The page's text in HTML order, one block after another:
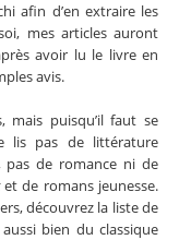
afin d’en extraire les
mes articles auront
avoir lu le livre en
avis.
mais puisqu’il faut se
lis pas de littérature
pas de romance ni de
et de romans jeunesse.
découvrez la liste de
bien du classique